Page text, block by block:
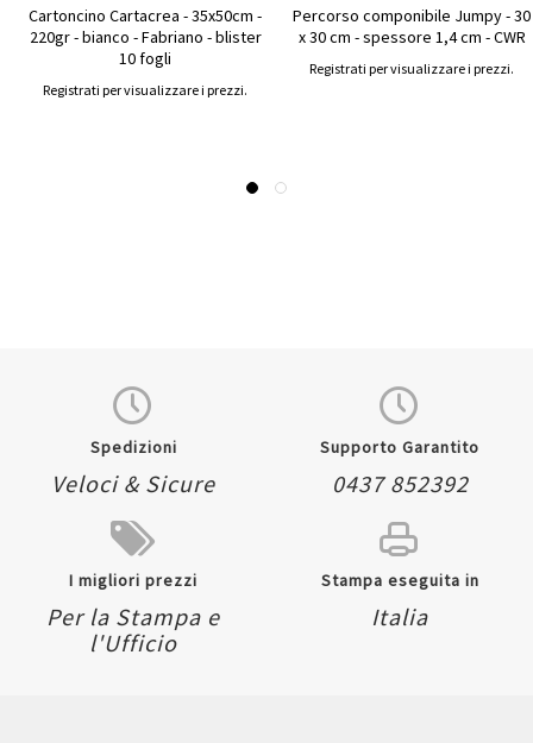
Cartoncino Cartacrea - 35x50cm -
220gr - bianco - Fabriano - blister
10 fogli
Registrati per visualizzare i prezzi.
Percorso componibile Jumpy - 30
x 30 cm - spessore 1,4 cm - CWR
Registrati per visualizzare i prezzi.
Spedizioni
Veloci & Sicure
Supporto Garantito
0437 852392
I migliori prezzi
Per la Stampa e
l'Ufficio
Stampa eseguita in
Italia